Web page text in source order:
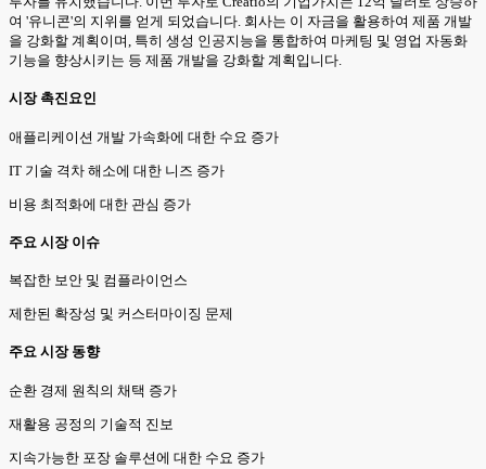
여 '유니콘'의 지위를 얻게 되었습니다. 회사는 이 자금을 활용하여 제품 개발
을 강화할 계획이며, 특히 생성 인공지능을 통합하여 마케팅 및 영업 자동화
기능을 향상시키는 등 제품 개발을 강화할 계획입니다.
시장 촉진요인
애플리케이션 개발 가속화에 대한 수요 증가
IT 기술 격차 해소에 대한 니즈 증가
비용 최적화에 대한 관심 증가
주요 시장 이슈
복잡한 보안 및 컴플라이언스
제한된 확장성 및 커스터마이징 문제
주요 시장 동향
순환 경제 원칙의 채택 증가
재활용 공정의 기술적 진보
지속가능한 포장 솔루션에 대한 수요 증가